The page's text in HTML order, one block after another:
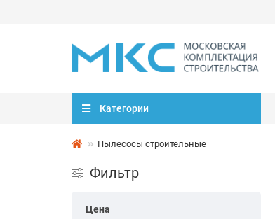
Категории
Пылесосы строительные
Фильтр
Цена